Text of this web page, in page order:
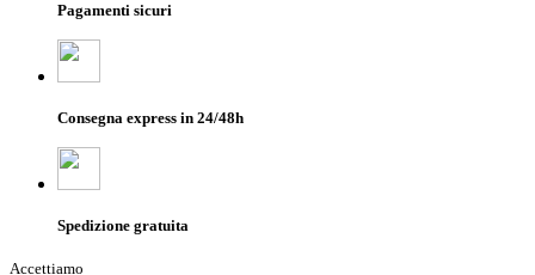
Pagamenti sicuri
Consegna express in 24/48h
Spedizione gratuita
Accettiamo